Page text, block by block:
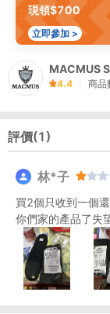
現領$700
立即參加 >
MACMUS
4.4 商品
評價(1)
林*子
買2個只收到一個
你們家的產品了失